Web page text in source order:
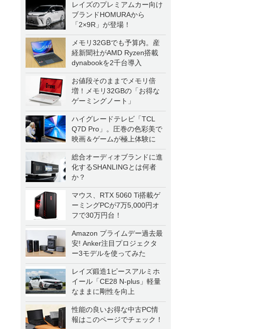
レイズのプレミアムカー向け
ブランドHOMURAから
「2×9R」が登場！
メモリ32GBでも予算内。産
経新聞社がAMD Ryzen搭載
dynabookを2千台導入
お値段そのままでメモリ倍
増！メモリ32GBの「お得な
ゲーミングノート」
ハイグレードテレビ「TCL
Q7D Pro」。圧巻の色彩美で
映画＆ゲームが極上体験に
総合オーディオブランドに進
化するSHANLINGとは何者
か？
マウス、RTX 5060 Ti搭載ゲ
ーミングPCが7万5,000円オ
フで30万円台！
Amazon プライムデー過去最
安! Anker注目プロジェクタ
ー3モデルを使ってみた
レイズ鍛造1ピースアルミホ
イール「CE28 N-plus」軽量
なままに剛性を向上
性能の良いお得な中古PC情
報はこのページでチェック！